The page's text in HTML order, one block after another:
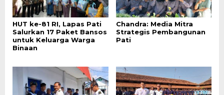
HUT ke-81 RI, Lapas Pati
Salurkan 17 Paket Bansos
untuk Keluarga Warga
Binaan
Chandra: Media Mitra
Strategis Pembangunan
Pati